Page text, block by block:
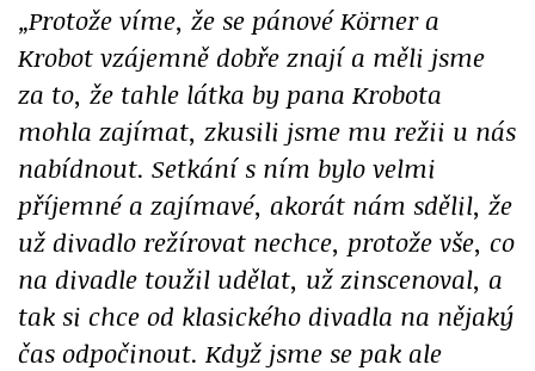
„Protože víme, že se pánové Körner a
Krobot vzájemně dobře znají a měli jsme
za to, že tahle látka by pana Krobota
mohla zajímat, zkusili jsme mu režii u nás
nabídnout. Setkání s ním bylo velmi
příjemné a zajímavé, akorát nám sdělil, že
už divadlo režírovat nechce, protože vše, co
na divadle toužil udělat, už zinscenoval, a
tak si chce od klasického divadla na nějaký
čas odpočinout. Když jsme se pak ale